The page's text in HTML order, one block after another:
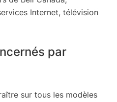
Internet, télévision
par
sur tous les modèles